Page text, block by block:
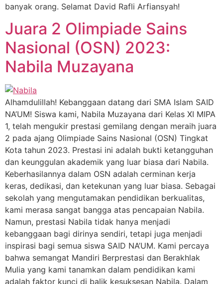
banyak orang. Selamat David Rafli Arfiansyah!
Juara 2 Olimpiade Sains
Nasional (OSN) 2023:
Nabila Muzayana
Alhamdulillah! Kebanggaan datang dari SMA Islam SAID
NA’UM! Siswa kami, Nabila Muzayana dari Kelas XI MIPA
1, telah mengukir prestasi gemilang dengan meraih juara
2 pada ajang Olimpiade Sains Nasional (OSN) Tingkat
Kota tahun 2023. Prestasi ini adalah bukti ketangguhan
dan keunggulan akademik yang luar biasa dari Nabila.
Keberhasilannya dalam OSN adalah cerminan kerja
keras, dedikasi, dan ketekunan yang luar biasa. Sebagai
sekolah yang mengutamakan pendidikan berkualitas,
kami merasa sangat bangga atas pencapaian Nabila.
Namun, prestasi Nabila tidak hanya menjadi
kebanggaan bagi dirinya sendiri, tetapi juga menjadi
inspirasi bagi semua siswa SAID NA’UM. Kami percaya
bahwa semangat Mandiri Berprestasi dan Berakhlak
Mulia yang kami tanamkan dalam pendidikan kami
adalah faktor kunci di balik kesuksesan Nabila. Dalam